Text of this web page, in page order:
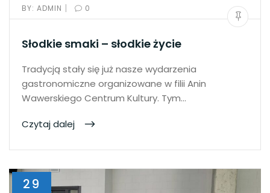
BY: ADMIN | 0
Słodkie smaki – słodkie życie
Tradycją stały się już nasze wydarzenia
gastronomiczne organizowane w filii Anin
Wawerskiego Centrum Kultury. Tym…
Czytaj dalej
29